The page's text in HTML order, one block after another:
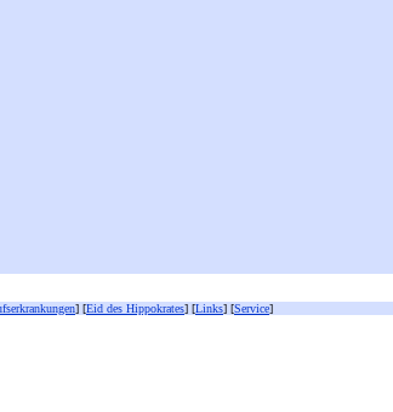
] [Eid des Hippokrates] [Links] [Service]